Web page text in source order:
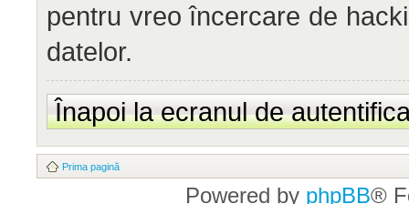
pentru vreo încercare de
datelor.
Înapoi la ecranul de
Prima pagină
Powered by phpBB®